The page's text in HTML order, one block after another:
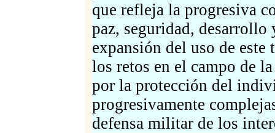
que refleja la progresiva
paz, seguridad, desarrollo
expansión del uso de
los retos en el campo de
por la protección del
progresivamente
defensa militar de los